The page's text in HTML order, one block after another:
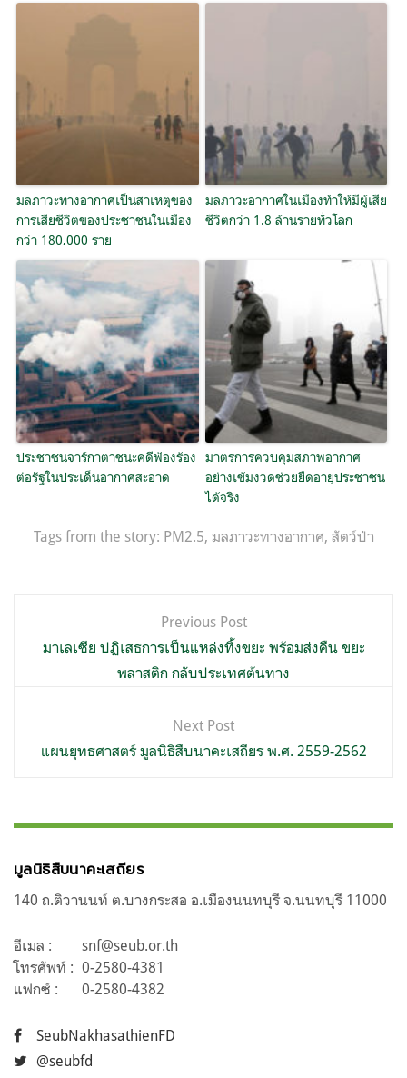
มลภาวะทางอากาศเป็นสาเหตุของ
การเสียชีวิตของประชาชนในเมือง
กว่า 180,000 ราย
มลภาวะอากาศในเมืองทำให้มีผู้เสีย
ชีวิตกว่า 1.8 ล้านรายทั่วโลก
ประชาชนจาร์กาตาชนะคดีฟ้องร้อง
ต่อรัฐในประเด็นอากาศสะอาด
มาตรการควบคุมสภาพอากาศ
อย่างเข้มงวดช่วยยืดอายุประชาชน
ได้จริง
Tags from the story: PM2.5, มลภาวะทางอากาศ, สัตว์ป่า
เรื่อง
Previous Post
มาเลเซีย ปฏิเสธการเป็นแหล่งทิ้งขยะ พร้อมส่งคืน ขยะ
พลาสติก กลับประเทศต้นทาง
Next Post
แผนยุทธศาสตร์ มูลนิธิสืบนาคะเสถียร พ.ศ. 2559-2562
มูลนิธิสืบนาคะเสถียร
140 ถ.ติวานนท์ ต.บางกระสอ อ.เมืองนนทบุรี จ.นนทบุรี 11000
อีเมล :
snf@seub.or.th
โทรศัพท์ : 0-2580-4381
แฟกซ์ :
0-2580-4382
SeubNakhasathienFD
@seubfd